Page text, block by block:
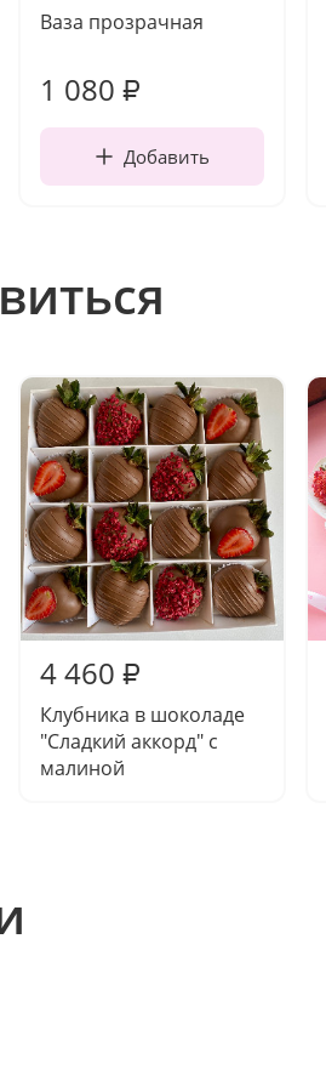
Ваза прозрачная
1 080 ₽
Добавить
4 460 ₽
Клубника в шоколаде
"Сладкий аккорд" с
малиной